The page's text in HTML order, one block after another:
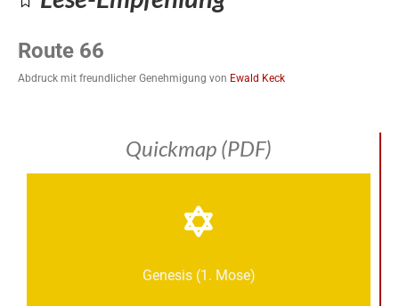
Route 66
Abdruck mit freundlicher Genehmigung von Ewald Keck
Quickmap (PDF)
Genesis (1. Mose)